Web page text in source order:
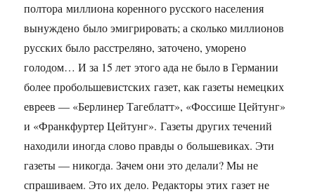
полтора миллиона коренного русского населения
вынуждено было эмигрировать; а сколько миллионов
русских было расстреляно, заточено, уморено
голодом… И за 15 лет этого ада не было в Германии
более пробольшевистских газет, как газеты немецких
евреев — «Берлинер Тагеблатт», «Фоссише Цейтунг»
и «Франкфуртер Цейтунг». Газеты других течений
находили иногда слово правды о большевиках. Эти
газеты — никогда. Зачем они это делали? Мы не
спрашиваем. Это их дело. Редакторы этих газет не